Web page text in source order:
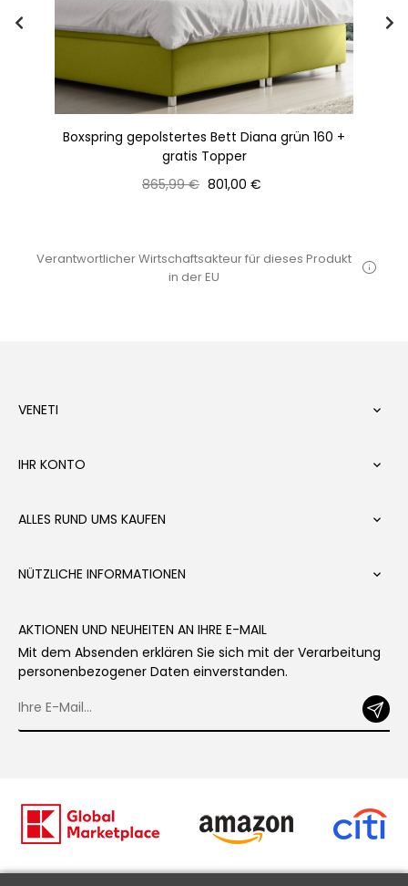
Boxspring gepolstertes Bett Diana grün 160 +
gratis Topper
Normaler
865,99 € Preis
801,00 €
Verantwortlicher Wirtschaftsakteur für dieses Produkt
in der EU
VENETI 
IHR KONTO 
ALLES RUND UMS KAUFEN 
NÜTZLICHE INFORMATIONEN 
AKTIONEN UND NEUHEITEN AN IHRE E-MAIL
Mit dem Absenden erklären Sie sich mit der Verarbeitung
personenbezogener Daten einverstanden.